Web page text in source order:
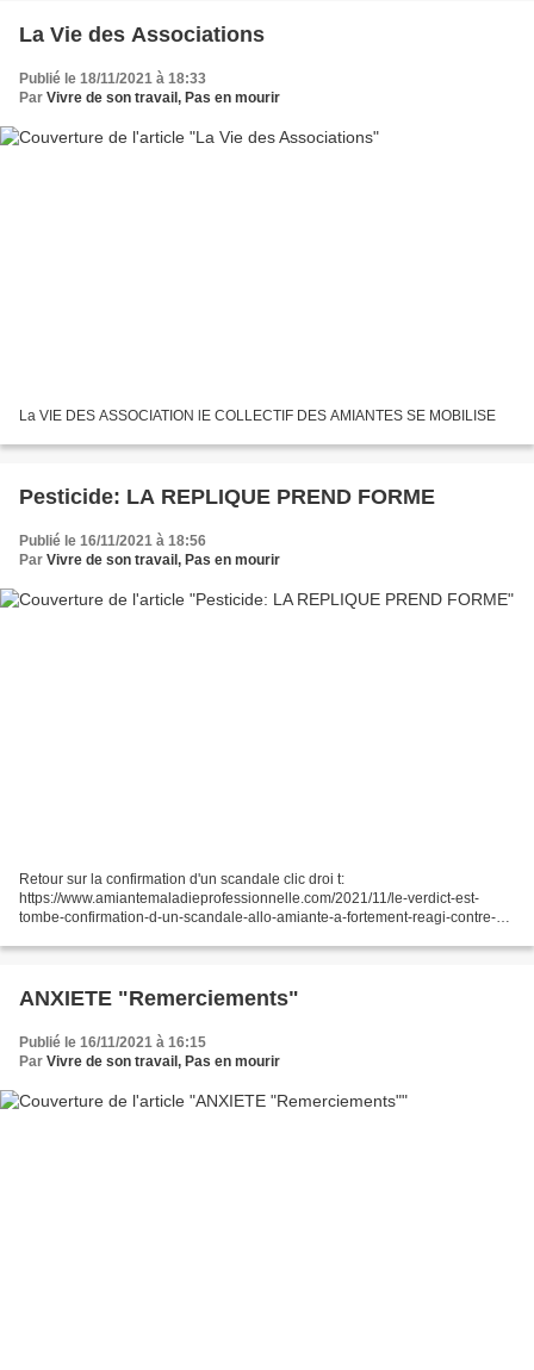
La Vie des Associations
Publié le 18/11/2021 à 18:33
Par Vivre de son travail, Pas en mourir
La VIE DES ASSOCIATION lE COLLECTIF DES AMIANTES SE MOBILISE
Pesticide: LA REPLIQUE PREND FORME
Publié le 16/11/2021 à 18:56
Par Vivre de son travail, Pas en mourir
Retour sur la confirmation d'un scandale clic droi t:
https://www.amiantemaladieprofessionnelle.com/2021/11/le-verdict-est-
tombe-confirmation-d-un-scandale-allo-amiante-a-fortement-reagi-contre-
ANXIETE "Remerciements"
Publié le 16/11/2021 à 16:15
Par Vivre de son travail, Pas en mourir